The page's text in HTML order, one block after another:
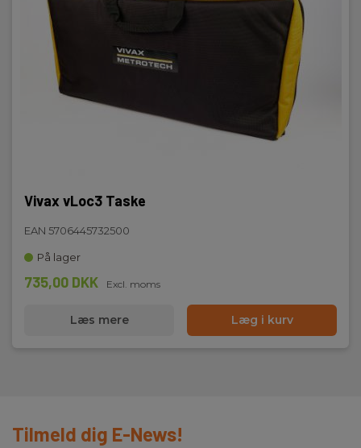
Vivax vLoc3 Taske
EAN 5706445732500
På lager
735,00 DKK Excl. moms
Læs mere Læg i kurv
Tilmeld dig E-News!